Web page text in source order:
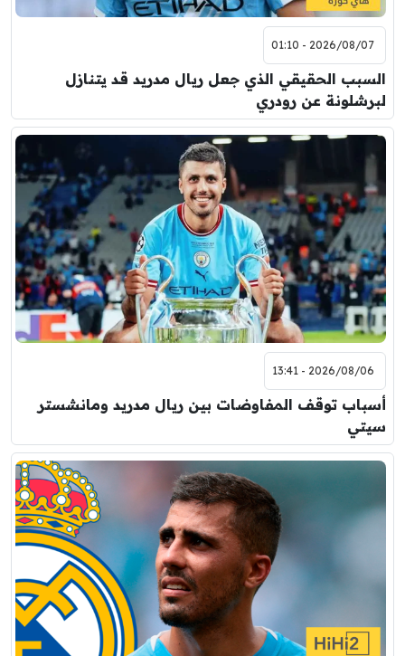
2026/08/07 - 01:10
السبب الحقيقي الذي جعل ريال مدريد قد يتنازل
لبرشلونة عن رودري
2026/08/06 - 13:41
أسباب توقف المفاوضات بين ريال مدريد ومانشستر
سيتي